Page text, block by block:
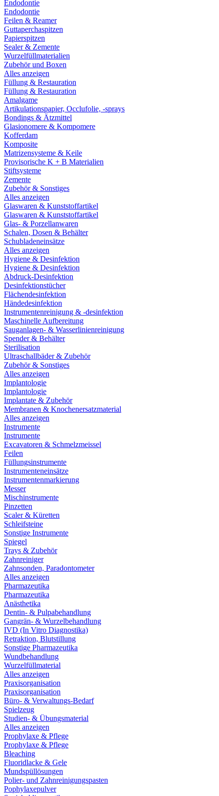
Endodontie
Endodontie
Feilen & Reamer
Guttaperchaspitzen
Papierspitzen
Sealer & Zemente
Wurzelfüllmaterialien
Zubehör und Boxen
Alles anzeigen
Füllung & Restauration
Füllung & Restauration
Amalgame
Artikulationspapier, Occlufolie, -sprays
Bondings & Ätzmittel
Glasionomere & Kompomere
Kofferdam
Komposite
Matrizensysteme & Keile
Provisorische K + B Materialien
Stiftsysteme
Zemente
Zubehör & Sonstiges
Alles anzeigen
Glaswaren & Kunststoffartikel
Glaswaren & Kunststoffartikel
Glas- & Porzellanwaren
Schalen, Dosen & Behälter
Schubladeneinsätze
Alles anzeigen
Hygiene & Desinfektion
Hygiene & Desinfektion
Abdruck-Desinfektion
Desinfektionstücher
Flächendesinfektion
Händedesinfektion
Instrumentenreinigung & -desinfektion
Maschinelle Aufbereitung
Sauganlagen- & Wasserlinienreinigung
Spender & Behälter
Sterilisation
Ultraschallbäder & Zubehör
Zubehör & Sonstiges
Alles anzeigen
Implantologie
Implantologie
Implantate & Zubehör
Membranen & Knochenersatzmaterial
Alles anzeigen
Instrumente
Instrumente
Excavatoren & Schmelzmeissel
Feilen
Füllungsinstrumente
Instrumenteneinsätze
Instrumentenmarkierung
Messer
Mischinstrumente
Pinzetten
Scaler & Küretten
Schleifsteine
Sonstige Instrumente
Spiegel
Trays & Zubehör
Zahnreiniger
Zahnsonden, Paradontometer
Alles anzeigen
Pharmazeutika
Pharmazeutika
Anästhetika
Dentin- & Pulpabehandlung
Gangrän- & Wurzelbehandlung
IVD (In Vitro Diagnostika)
Retraktion, Blutstillung
Sonstige Pharmazeutika
Wundbehandlung
Wurzelfüllmaterial
Alles anzeigen
Praxisorganisation
Praxisorganisation
Büro- & Verwaltungs-Bedarf
Spielzeug
Studien- & Übungsmaterial
Alles anzeigen
Prophylaxe & Pflege
Prophylaxe & Pflege
Bleaching
Fluoridlacke & Gele
Mundspüllösungen
Polier- und Zahnreinigungspasten
Pophylaxepulver